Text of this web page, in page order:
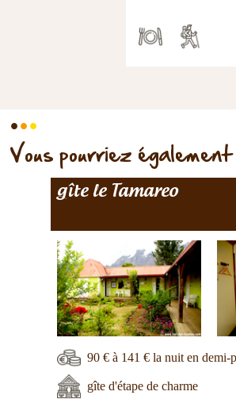
...
Vous pourriez
gîte le Tamareo
90 € à 141 € la nuit en demi-
gîte d'étape de charme